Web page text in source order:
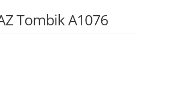
Tombik A1076